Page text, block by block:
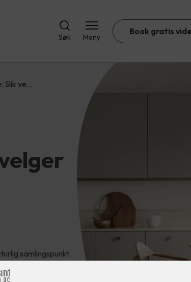
Søk Meny
Book gratis
Slik ve…
samlingspunkt.
renhold og ikke